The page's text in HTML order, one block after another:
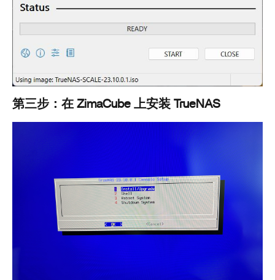
第三步：在 ZimaCube 上安装 TrueNAS